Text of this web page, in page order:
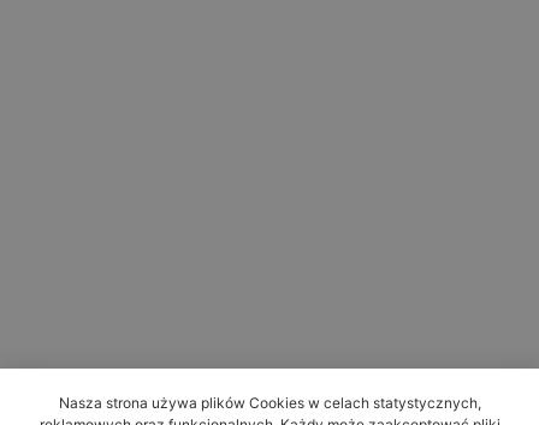
Nasza strona używa plików Cookies w celach statystycznych,